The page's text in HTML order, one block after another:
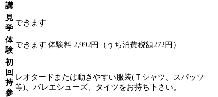
講
見
学
できます
体
験
できます 体験料 2,992円（うち消費税額272円）
初
回
持
参
レオタードまたは動きやすい服装(Ｔシャツ、スパッツ
等)、バレエシューズ、タイツをお持ち下さい。